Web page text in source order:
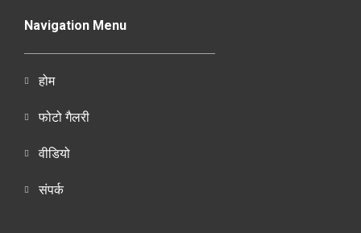
Navigation Menu
होम
फोटो गैलरी
वीडियो
संपर्क